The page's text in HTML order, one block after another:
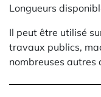
Longueurs
Il peut être utilisé
travaux publics,
nombreuses autres